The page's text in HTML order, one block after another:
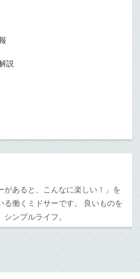
説
があると、こんなに楽しい！」を
る働くミドサーです。 良いものを
ンプルライフ。